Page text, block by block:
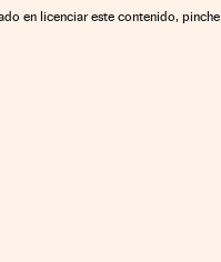
en licenciar este contenido, pinche